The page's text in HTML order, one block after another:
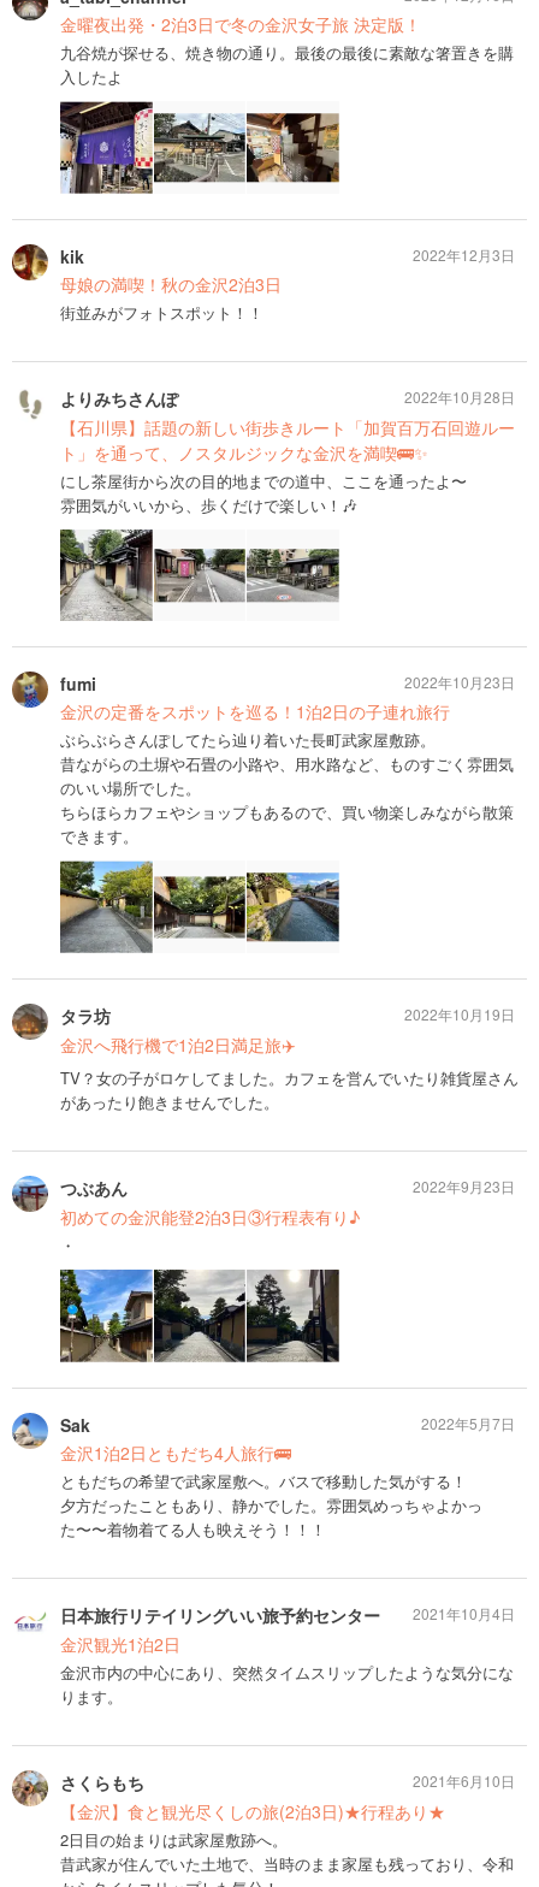
金曜夜出発・2泊3日で冬の金沢女子旅 決定版！
九谷焼が探せる、焼き物の通り。最後の最後に素敵な箸置きを購
入したよ
kik
母娘の満喫！秋の金沢2泊3日
街並みがフォトスポット！！
2022年12月3日
よりみちさんぽ
【石川県】話題の新しい街歩きルート「加賀百万石回遊ルー
ト」を通って、ノスタルジックな金沢を満喫🚌✨
にし茶屋街から次の目的地までの道中、ここを通ったよ〜
雰囲気がいいから、歩くだけで楽しい！🎶
2022年10月28日
fumi
金沢の定番をスポットを巡る！1泊2日の子連れ旅行
ぶらぶらさんぽしてたら辿り着いた長町武家屋敷跡。
昔ながらの土塀や石畳の小路や、用水路など、ものすごく雰囲気
のいい場所でした。
ちらほらカフェやショップもあるので、買い物楽しみながら散策
できます。
2022年10月23日
タラ坊
金沢へ飛行機で1泊2日満足旅✈️
TV？女の子がロケしてました。カフェを営んでいたり雑貨屋さん
があったり飽きませんでした。
2022年10月19日
つぶあん
初めての金沢能登2泊3日③行程表有り♪
・
2022年9月23日
Sak
金沢1泊2日ともだち4人旅行🚌
ともだちの希望で武家屋敷へ。バスで移動した気がする！
夕方だったこともあり、静かでした。雰囲気めっちゃよかっ
た〜〜着物着てる人も映えそう！！！
2022年5月7日
日本旅行リテイリングいい旅予約センター
金沢観光1泊2日
金沢市内の中心にあり、突然タイムスリップしたような気分にな
ります。
2021年10月4日
さくらもち
【金沢】食と観光尽くしの旅(2泊3日)★行程あり★
2日目の始まりは武家屋敷跡へ。
昔武家が住んでいた土地で、当時のまま家屋も残っており、令和
2021年6月10日